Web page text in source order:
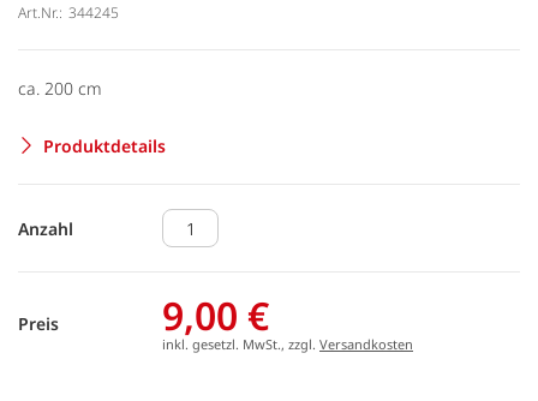
Art.Nr.: 344245
ca. 200 cm
Produktdetails
Anzahl
Preis 9,00 €
inkl. gesetzl. MwSt., zzgl. Versandkosten